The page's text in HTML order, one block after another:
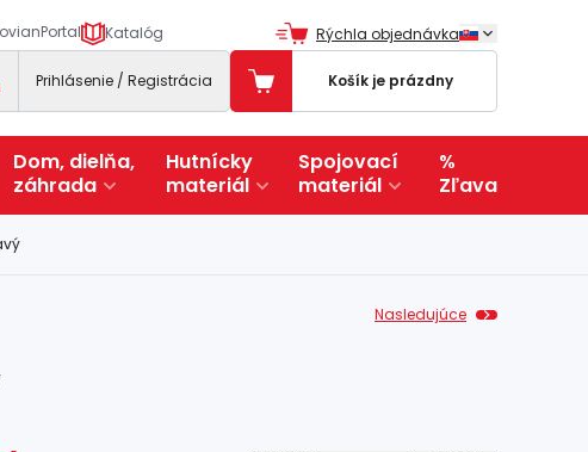
Katalóg Rýchla objednávka
Prihlásenie / Registrácia Košík je prázdny
Dom, dielňa,
záhrada
Hutnícky
materiál
Spojovací
materiál
%
Zľava
Nasledujúce